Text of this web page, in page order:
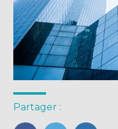
Partager :